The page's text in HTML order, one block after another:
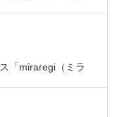
「miraregi（ミラ